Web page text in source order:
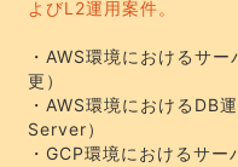
よびL2運用案件。
・AWS環境におけるサ
更）
・AWS環境におけるDB
Server）
・GCP環境におけるサ